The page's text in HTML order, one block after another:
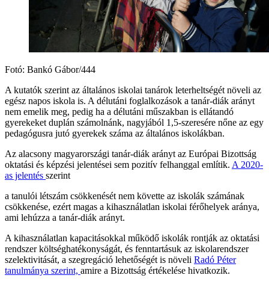
Fotó: Bankó Gábor/444
A kutatók szerint az általános iskolai tanárok leterheltségét növeli az
egész napos iskola is. A délutáni foglalkozások a tanár-diák arányt
nem emelik meg, pedig ha a délutáni műszakban is ellátandó
gyerekeket duplán számolnánk, nagyjából 1,5-szeresére nőne az egy
pedagógusra jutó gyerekek száma az általános iskolákban.
Az alacsony magyarországi tanár-diák arányt az Európai Bizottság
oktatási és képzési jelentései sem pozitív felhanggal említik. A 2020-
as jelentés szerint
a tanulói létszám csökkenését nem követte az iskolák számának
csökkenése, ezért magas a kihasználatlan iskolai férőhelyek aránya,
ami lehúzza a tanár-diák arányt.
A kihasználatlan kapacitásokkal működő iskolák rontják az oktatási
rendszer költséghatékonyságát, és fenntartásuk az iskolarendszer
szelektivitását, a szegregáció lehetőségét is növeli Radó Péter
tanulmánya szerint, amire a Bizottság értékelése hivatkozik.